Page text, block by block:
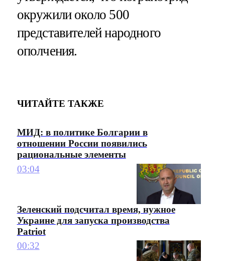
окружили около 500
представителей народного
ополчения.
ЧИТАЙТЕ ТАКЖЕ
МИД: в политике Болгарии в
отношении России появились
рациональные элементы
03:04
Зеленский подсчитал время, нужное
Украине для запуска производства
Patriot
00:32